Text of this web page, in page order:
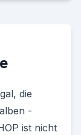
die
-
ist nicht